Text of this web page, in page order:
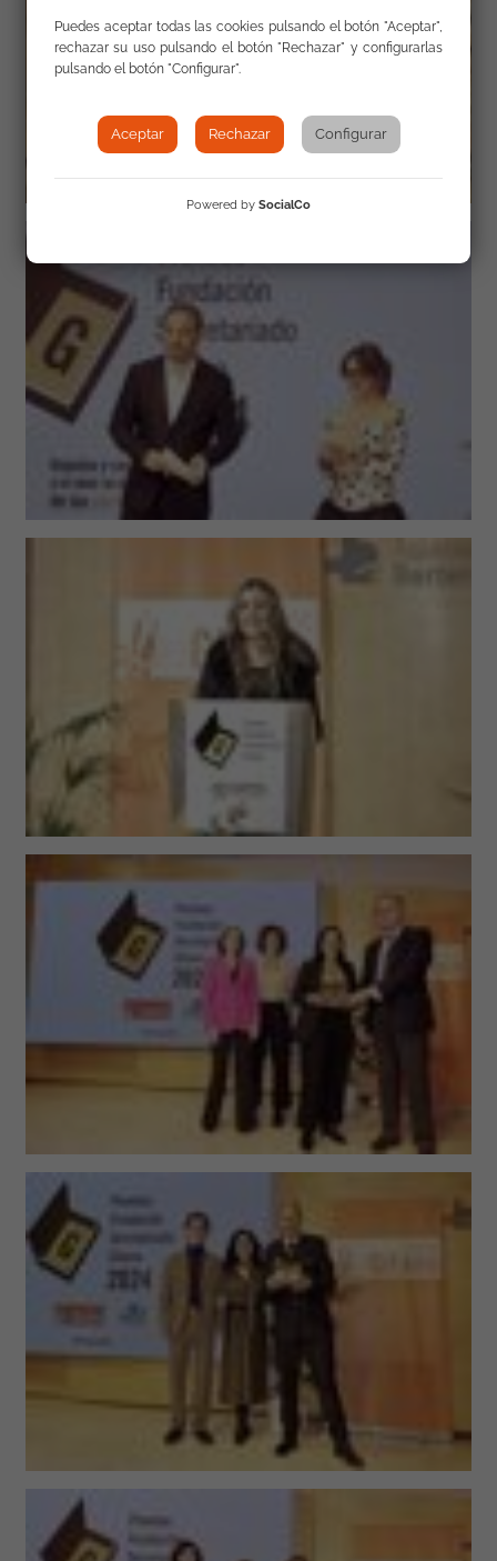
Puedes aceptar todas las cookies pulsando el botón "Aceptar",
rechazar su uso pulsando el botón "Rechazar" y configurarlas
pulsando el botón "Configurar".
Aceptar Rechazar Configurar
Powered by SocialCo